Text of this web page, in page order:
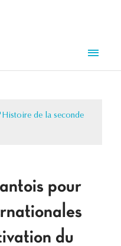
de la seconde
pour
du